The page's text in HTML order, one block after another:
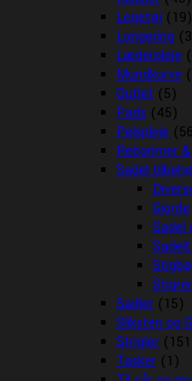
Legetøj (19)
Longering
Læderpleje
Mundkurve
Outlet (5)
Pads (45)
Pelspleje
Rebgrimer
Sadel
Gjorde
Sadler (15)
Sliksten og
Strigler
Tasker (1)